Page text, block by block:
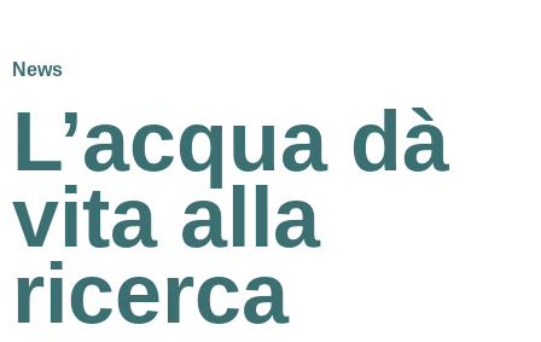
News
L’acqua dà
vita alla
ricerca